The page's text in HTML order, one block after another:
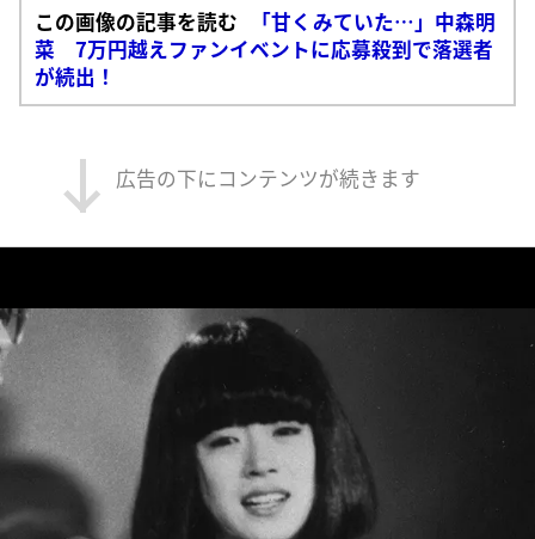
この画像の記事を読む
「甘くみていた…」中森明
菜 7万円越えファンイベントに応募殺到で落選者
が続出！
広告の下にコンテンツが続きます